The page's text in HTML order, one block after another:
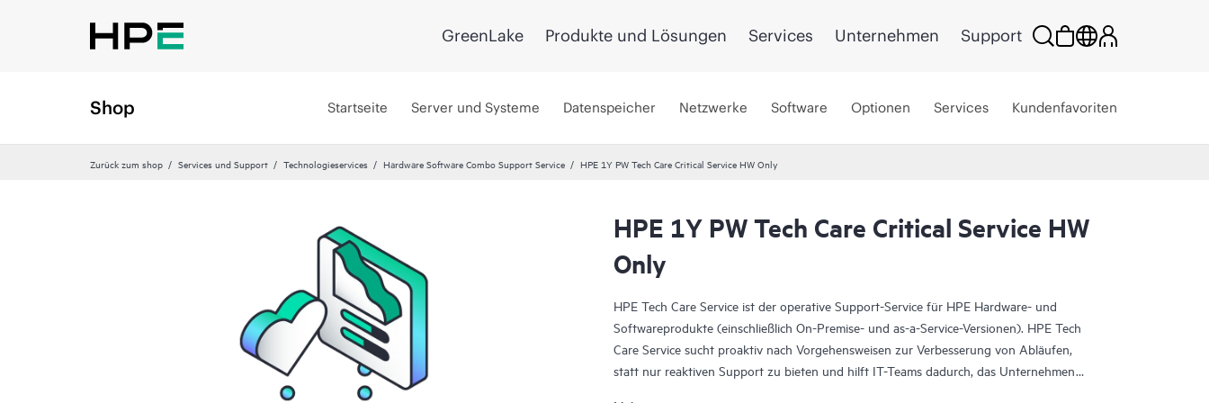
GreenLake Produkte und Lösungen Services Unternehmen Support
Shop Startseite Server und Systeme Datenspeicher Netzwerke Software Optionen Services Kundenfavoriten
Zurück zum shop Services und Support Technologieservices Hardware Software Combo Support Service HPE 1Y PW Tech Care Critical Service HW Only
HPE 1Y PW Tech Care Critical Service HW
Only
HPE Tech Care Service ist der operative Support-Service für HPE Hardware- und
Softwareprodukte (einschließlich On-Premise- und as-a-Service-Versionen). HPE Tech
Care Service sucht proaktiv nach Vorgehensweisen zur Verbesserung von Abläufen,
statt nur reaktiven Support zu bieten und hilft IT-Teams dadurch, das Unternehmen